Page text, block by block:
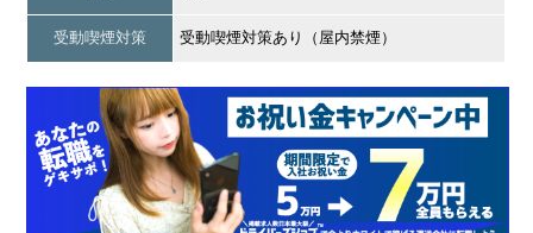
受動喫煙対策 受動喫煙対策あり（屋内禁煙）